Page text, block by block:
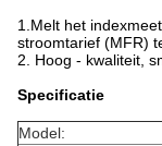
1.Melt het
stroomtarief (MFR)
2. Hoog - kwaliteit,
Specificatie
Model: